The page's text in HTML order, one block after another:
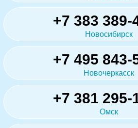
+7 383 389-
Новосибирск
+7 495 843-
Новочеркасск
+7 381 295-
Омск